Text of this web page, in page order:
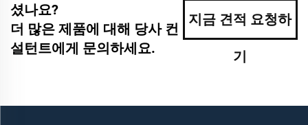
셨나요?
더 많은 제품에 대해 당사 컨
설턴트에게 문의하세요.
지금 견적 요청하
기